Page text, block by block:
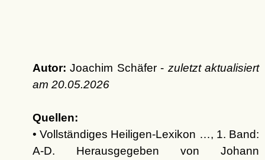
Autor: Joachim Schäfer - zuletzt aktualisiert
am 20.05.2026
Quellen:
• Vollständiges Heiligen-Lexikon …, 1. Band:
A-D. Herausgegeben von Johann